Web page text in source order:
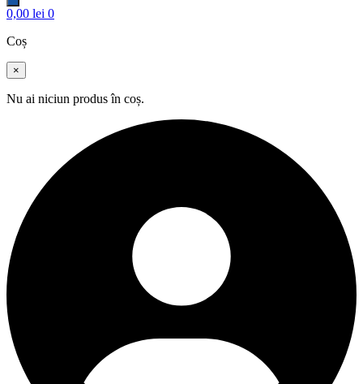
0,00 lei 0
Coș
×
Nu ai niciun produs în coș.